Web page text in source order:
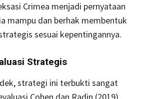
Crimea menjadi pernyataan
mampu dan berhak membentuk
sesuai kepentingannya.
Strategis
strategi ini terbukti sangat